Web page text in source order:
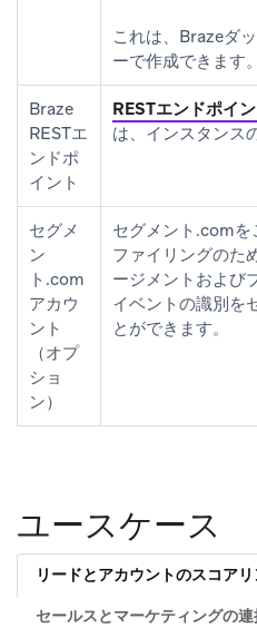
これは、Brazeダ
ーで作成できます。
Braze
RESTエ
ンドポ
イント
RESTエンドポイ
は、インスタンス
セグメ
ン
ト.com
アカウ
ント
（オプ
ショ
ン）
セグメント.comを
ファイリングのた
ージメントおよび
イベントの識別を
とができます。
ユースケース
リードとアカウントのスコア
セールスとマーケティングの